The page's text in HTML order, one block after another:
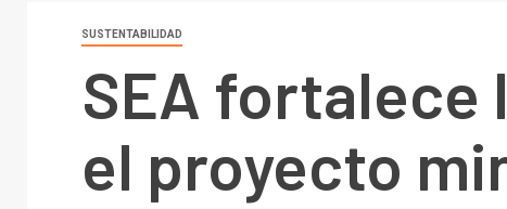
SUSTENTABILIDAD
SEA fortalece
el proyecto